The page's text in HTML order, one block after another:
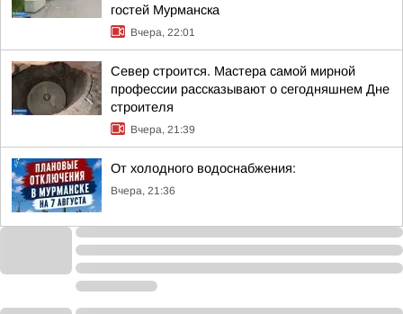
гостей Мурманска
Вчера, 22:01
Север строится. Мастера самой мирной
профессии рассказывают о сегодняшнем Дне
строителя
Вчера, 21:39
От холодного водоснабжения:
Вчера, 21:36